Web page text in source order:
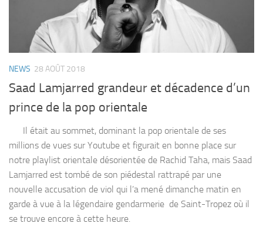
NEWS 28 AOÛT 2018
Saad Lamjarred grandeur et décadence d’un
prince de la pop orientale
Il était au sommet, dominant la pop orientale de ses
millions de vues sur Youtube et figurait en bonne place sur
notre playlist orientale désorientée de Rachid Taha, mais Saad
Lamjarred est tombé de son piédestal rattrapé par une
nouvelle accusation de viol qui l’a mené dimanche matin en
garde à vue à la légendaire gendarmerie de Saint-Tropez où il
se trouve encore à cette heure.